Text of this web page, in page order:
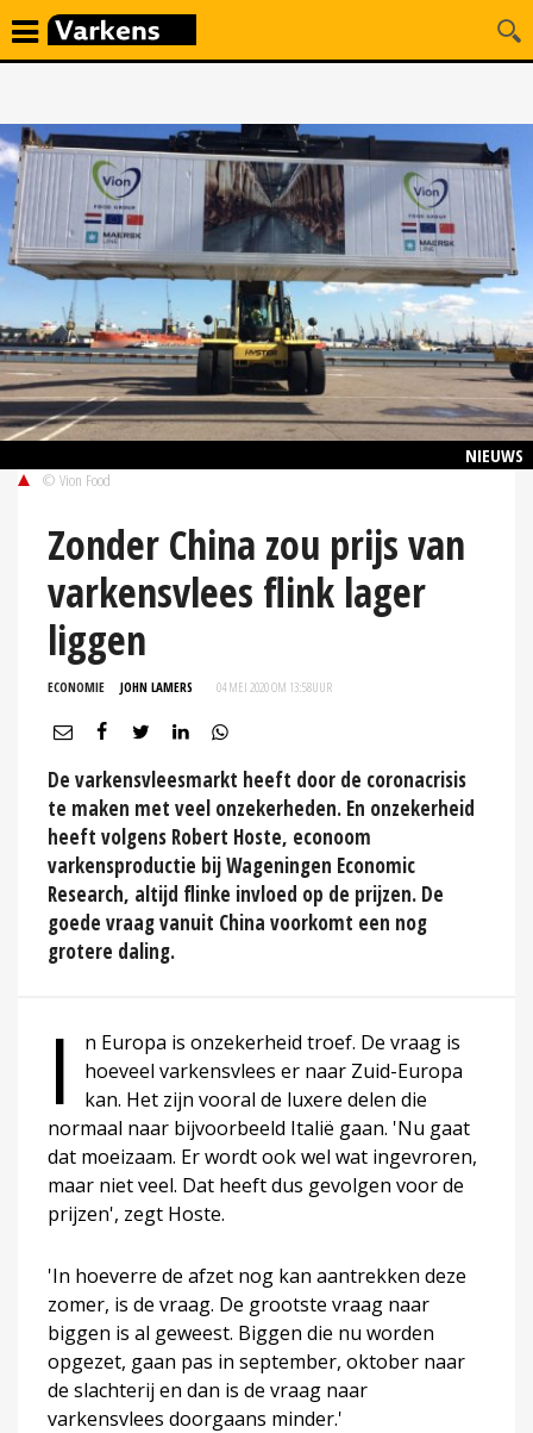
NIEUWS
© Vion Food
Zonder China zou prijs van
varkensvlees flink lager
liggen
ECONOMIE JOHN LAMERS 04 MEI 2020 OM 13:58UUR
De varkensvleesmarkt heeft door de coronacrisis
te maken met veel onzekerheden. En onzekerheid
heeft volgens Robert Hoste, econoom
varkensproductie bij Wageningen Economic
Research, altijd flinke invloed op de prijzen. De
goede vraag vanuit China voorkomt een nog
grotere daling.
I
n Europa is onzekerheid troef. De vraag is
hoeveel varkensvlees er naar Zuid-Europa
kan. Het zijn vooral de luxere delen die
normaal naar bijvoorbeeld Italië gaan. 'Nu gaat
dat moeizaam. Er wordt ook wel wat ingevroren,
maar niet veel. Dat heeft dus gevolgen voor de
prijzen', zegt Hoste.
'In hoeverre de afzet nog kan aantrekken deze
zomer, is de vraag. De grootste vraag naar
biggen is al geweest. Biggen die nu worden
opgezet, gaan pas in september, oktober naar
de slachterij en dan is de vraag naar
varkensvlees doorgaans minder.'